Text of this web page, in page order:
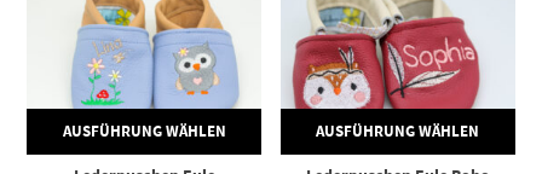
AUSFÜHRUNG WÄHLEN AUSFÜHRUNG WÄHLEN